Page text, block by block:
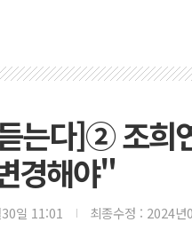
는다]② 조희
경해야"
일 11:01 최종수정 : 2024년